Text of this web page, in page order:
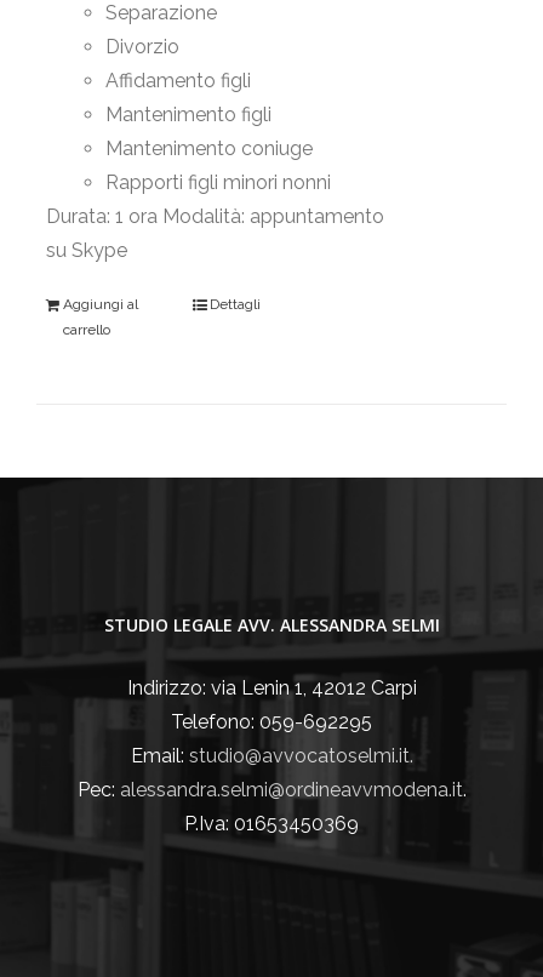
Separazione
Divorzio
Affidamento figli
Mantenimento figli
Mantenimento coniuge
Rapporti figli minori nonni
Durata: 1 ora Modalità: appuntamento
su Skype
Aggiungi al
carrello
Dettagli
STUDIO LEGALE AVV. ALESSANDRA SELMI
Indirizzo: via Lenin 1, 42012 Carpi
Telefono: 059-692295
Email: studio@avvocatoselmi.it.
Pec: alessandra.selmi@ordineavvmodena.it.
P.Iva: 01653450369